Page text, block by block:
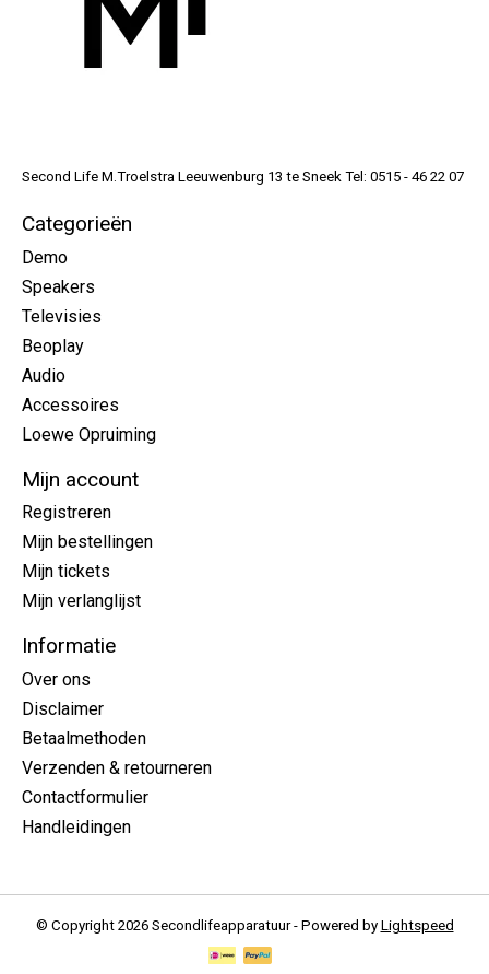
Second Life M.Troelstra Leeuwenburg 13 te Sneek Tel: 0515 - 46 22 07
Categorieën
Demo
Speakers
Televisies
Beoplay
Audio
Accessoires
Loewe Opruiming
Mijn account
Registreren
Mijn bestellingen
Mijn tickets
Mijn verlanglijst
Informatie
Over ons
Disclaimer
Betaalmethoden
Verzenden & retourneren
Contactformulier
Handleidingen
© Copyright 2026 Secondlifeapparatuur - Powered by Lightspeed